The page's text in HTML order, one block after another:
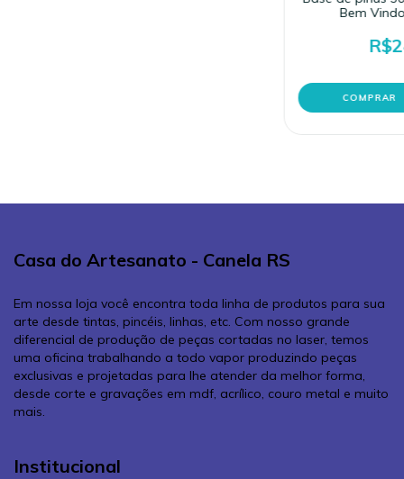
Bem
Casa do Artesanato - Canela RS
Em nossa loja você encontra toda linha de produtos para sua
arte desde tintas, pincéis, linhas, etc. Com nosso grande
diferencial de produção de peças cortadas no laser, temos
uma oficina trabalhando a todo vapor produzindo peças
exclusivas e projetadas para lhe atender da melhor forma,
desde corte e gravações em mdf, acrílico, couro metal e muito
mais.
Institucional